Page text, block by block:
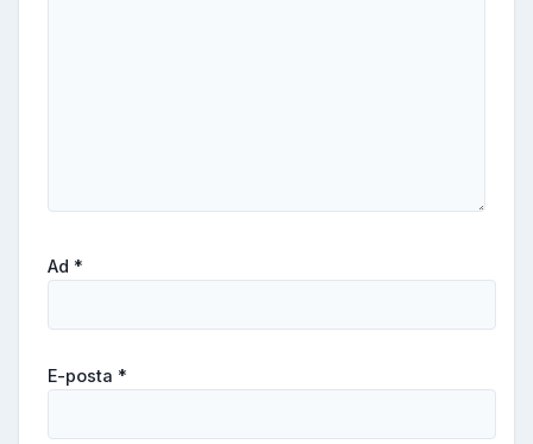
Ad *
E-posta *